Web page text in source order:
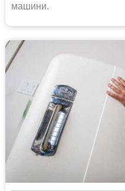
машини.